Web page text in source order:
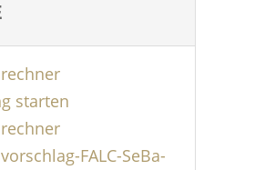
starten
FALC-SeBa-